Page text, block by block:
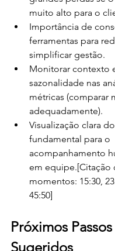
muito alto para o
Importância de
ferramentas para
simplificar gestão.
Monitorar contexto
sazonalidade nas
métricas (comparar
adequadamente).
Visualização clara
fundamental para o
acompanhamento
em equipe.[Citação
momentos: 15:30,
45:50]
Próximos Passos
Sugeridos